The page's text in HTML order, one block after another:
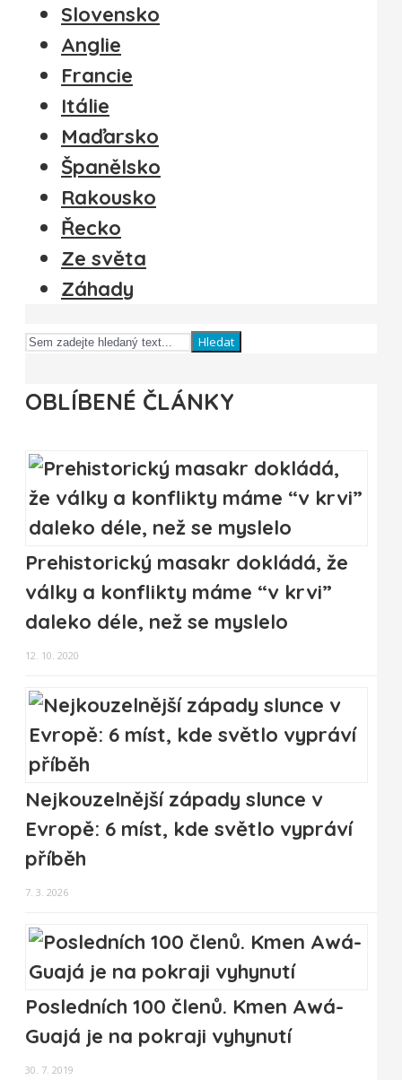
Slovensko
Anglie
Francie
Itálie
Maďarsko
Španělsko
Rakousko
Řecko
Ze světa
Záhady
Hledat
OBLÍBENÉ ČLÁNKY
Prehistorický masakr dokládá, že
války a konflikty máme “v krvi”
daleko déle, než se myslelo
12. 10. 2020
Nejkouzelnější západy slunce v
Evropě: 6 míst, kde světlo vypráví
příběh
7. 3. 2026
Posledních 100 členů. Kmen Awá-
Guajá je na pokraji vyhynutí
30. 7. 2019